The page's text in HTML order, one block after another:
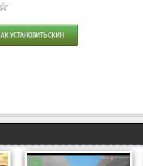
УСТАНОВИТЬ СКИН